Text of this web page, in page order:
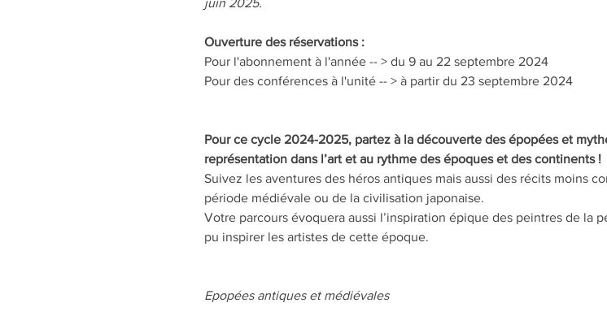
juin 2025.
Ouverture des réservations :
Pour l'abonnement à l'année -- > du 9 au 22 septembre 2024
Pour des conférences à l'unité -- > à partir du 23 septembre 2024
Pour ce cycle 2024-2025, partez à la découverte des épopées et
représentation dans l’art et au rythme des époques et des continents !
Suivez les aventures des héros antiques mais aussi des récits moins
période médiévale ou de la civilisation japonaise.
Votre parcours évoquera aussi l’inspiration épique des peintres de la
pu inspirer les artistes de cette époque.
Epopées antiques et médiévales